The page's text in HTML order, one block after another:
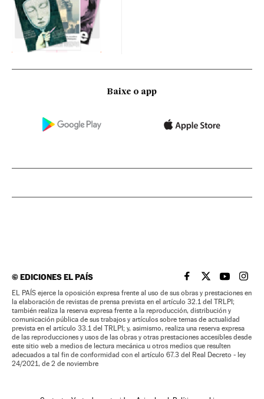
Baixe o app
©EDICIONES EL PAÍS EL PAÍS BRASIL EN
EL PAÍSEL PAÍS
EL
EL PAÍS ejerce la oposición expresa frente al uso de sus obras y prestaciones en
la elaboración de revistas de prensa prevista en el artículo 32.1 del TRLPI;
también realiza la reserva expresa frente a la reproducción, distribución y
comunicación pública de sus trabajos y artículos sobre temas de actualidad
prevista en el artículo 33.1 del TRLPI; y, asimismo, realiza una reserva expresa
de las reproducciones y usos de las obras y otras prestaciones accesibles desde
este sitio web a medios de lectura mecánica u otros medios que resulten
adecuados a tal fin de conformidad con el artículo 67.3 del Real Decreto - ley
24/2021, de 2 de noviembre